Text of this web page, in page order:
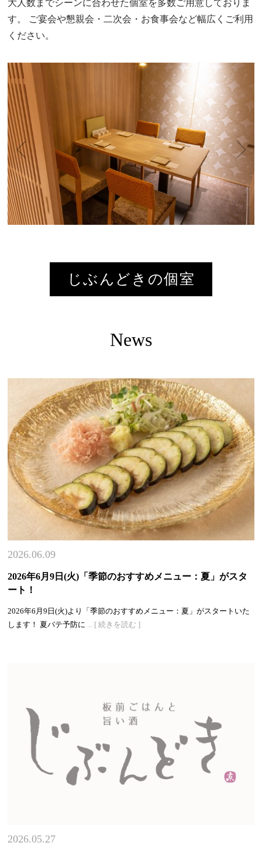
大人数までシーンに合わせた個室を多数ご用意しておりま
す。
ご宴会や懇親会・二次会・お食事会など幅広くご利用
ください。
じぶんどきの個室
News
2026.06.09
2026年6月9日(火)「季節のおすすめメニュー：夏」がスタ
ート！
2026年6月9日(火)より「季節のおすすめメニュー：夏」がスタートいた
します！ 夏バテ予防に ... [ 続きを読む ]
2026.05.27